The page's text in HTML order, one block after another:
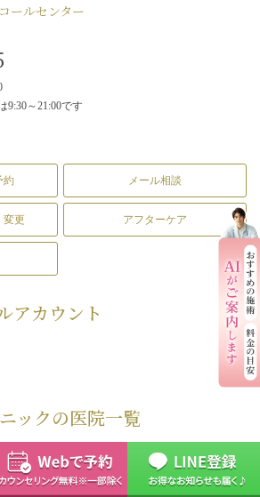
ールセンター
9:30～21:00です
約 メール相談
変更 アフターケア
アカウント
ックの医院一覧
横浜院 名古屋院
大阪院